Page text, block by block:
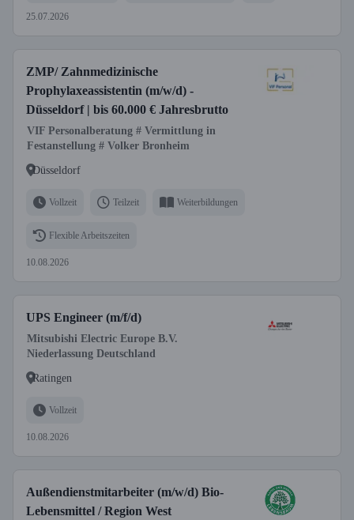
25.07.2026
ZMP/ Zahnmedizinische
Prophylaxeassistentin (m/w/d) -
Düsseldorf | bis 60.000 € Jahresbrutto
VIF Personalberatung # Vermittlung in
Festanstellung # Volker Bronheim
Düsseldorf
Vollzeit Teilzeit Weiterbildungen
Flexible Arbeitszeiten
10.08.2026
UPS Engineer (m/f/d)
Mitsubishi Electric Europe B.V.
Niederlassung Deutschland
Ratingen
Vollzeit
10.08.2026
Außendienstmitarbeiter (m/w/d) Bio-
Lebensmittel / Region West